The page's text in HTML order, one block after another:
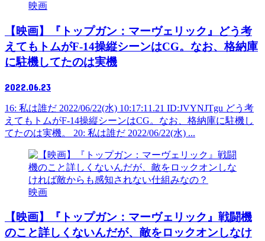
映画
【映画】『トップガン：マーヴェリック』どう考
えてもトムがF-14操縦シーンはCG。なお、格納庫
に駐機してたのは実機
2022.06.23
16: 私は誰だ 2022/06/22(水) 10:17:11.21 ID:JVYNJTgu どう考
えてもトムがF-14操縦シーンはCG。なお、格納庫に駐機し
てたのは実機。 20: 私は誰だ 2022/06/22(水) ...
映画
【映画】『トップガン：マーヴェリック』戦闘機
のこと詳しくないんだが、敵をロックオンしなけ